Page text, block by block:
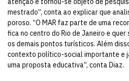
mestrado”, conta ao explicar que
poroso. “O MAR faz parte de uma
fica no centro do Rio de Janeiro e
os demais pontos turísticos. Além
contexto político-social importante e
uma proposta educativa”, conta Diaz.